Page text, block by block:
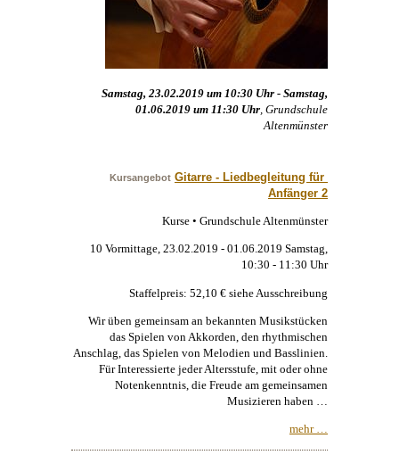
Samstag, 23.02.2019 um 10:30 Uhr - Samstag,
01.06.2019 um 11:30 Uhr , Grundschule
Altenmünster
Kursangebot Gitarre - Liedbegleitung für
Anfänger 2
Kurse • Grundschule Altenmünster
10 Vormittage, 23.02.2019 - 01.06.2019 Samstag,
10:30 - 11:30 Uhr
Staffelpreis: 52,10 € siehe Ausschreibung
Wir üben gemeinsam an bekannten Musikstücken
das Spielen von Akkorden, den rhythmischen
Anschlag, das Spielen von Melodien und Basslinien.
Für Interessierte jeder Altersstufe, mit oder ohne
Notenkenntnis, die Freude am gemeinsamen
Musizieren haben …
mehr …